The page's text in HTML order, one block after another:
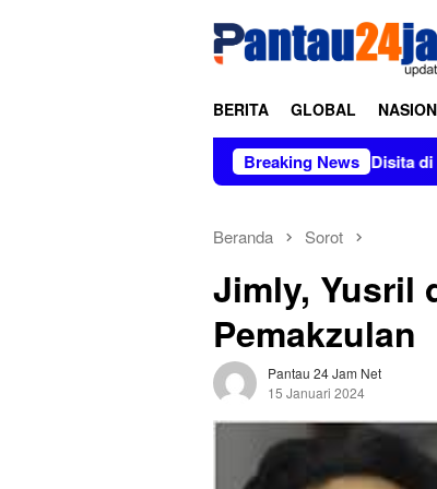
BERITA GLOBAL
Breaking News
Rp2,5 Juta tapi Solar 8 Ton Disita di Pinrang
Beranda Sorot
Jimly, Yusril
Pemakzulan
Pantau 24 Jam Net
15 Januari 2024